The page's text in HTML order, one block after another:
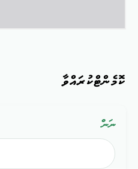
ކޮމެންޓްކުރައްވާ
ނަން